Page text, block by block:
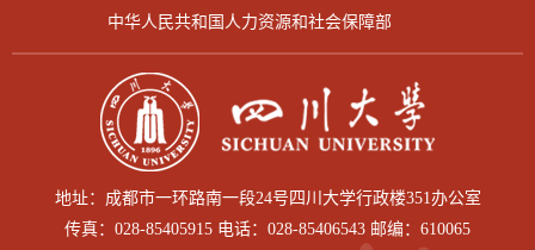
中华人民共和国人力资源和社会保障部
地址：成都市一环路南一段24号四川大学行政楼351办公室
传真：028-85405915 电话：028-85406543 邮编：610065